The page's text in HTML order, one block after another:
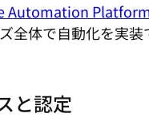
Automation
全体で自動化を実装
と認定